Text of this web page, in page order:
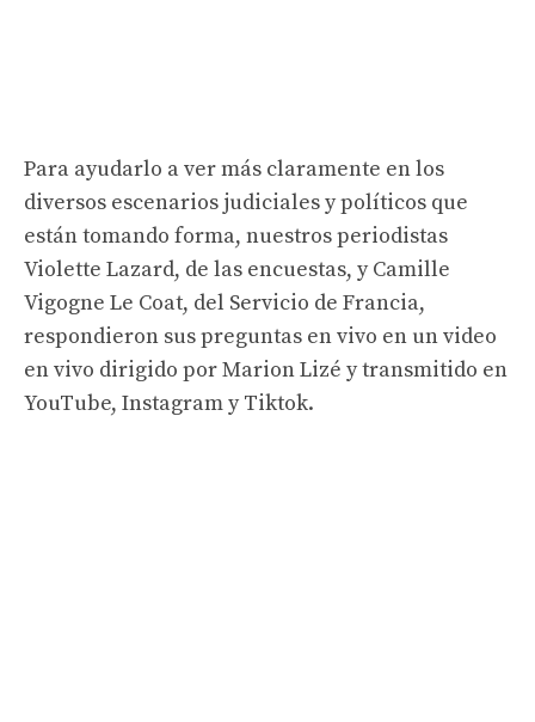
Para ayudarlo a ver más claramente en los
diversos escenarios judiciales y políticos que
están tomando forma, nuestros periodistas
Violette Lazard, de las encuestas, y Camille
Vigogne Le Coat, del Servicio de Francia,
respondieron sus preguntas en vivo en un video
en vivo dirigido por Marion Lizé y transmitido en
YouTube, Instagram y Tiktok.